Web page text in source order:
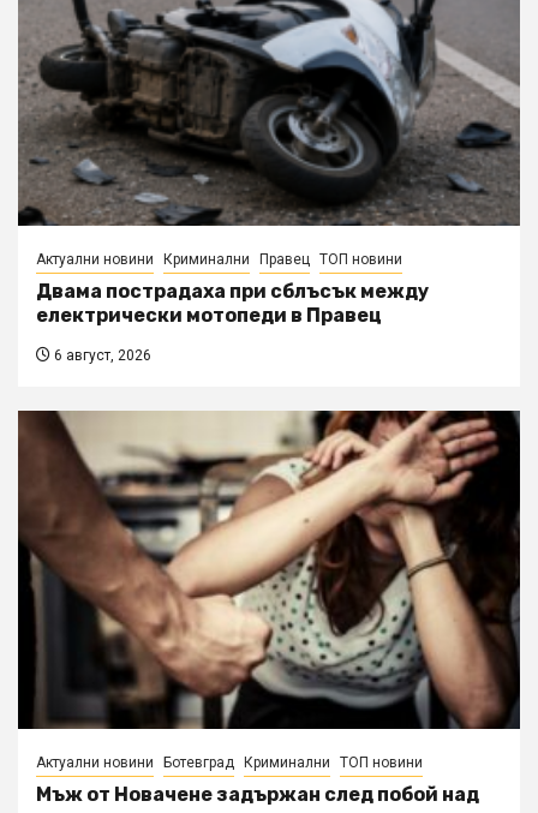
Актуални новини Криминални Правец ТОП новини
Двама пострадаха при сблъсък между
електрически мотопеди в Правец
6 август, 2026
Актуални новини Ботевград Криминални ТОП новини
Мъж от Новачене задържан след побой над